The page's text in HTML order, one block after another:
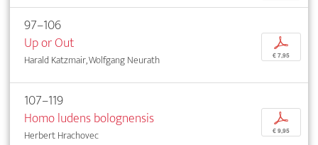
97–106
Up or Out
Harald Katzmair, Wolfgang Neurath
p
€ 7,95
107–119
Homo ludens bolognensis
Herbert Hrachovec
p
€ 9,95